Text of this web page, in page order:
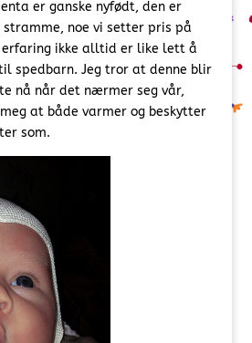
er ganske nyfødt, den er
noe vi setter pris på
ikke alltid er like lett å
spedbarn. Jeg tror at denne blir
nå når det nærmer seg vår,
at både varmer og beskytter
som.